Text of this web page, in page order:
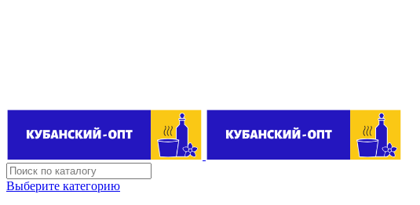
Выберите категорию